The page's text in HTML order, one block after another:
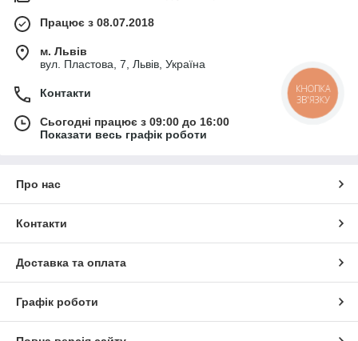
Працює з 08.07.2018
м. Львів
вул. Пластова, 7, Львів, Україна
Контакти
Сьогодні працює з 09:00 до 16:00
Показати весь графік роботи
Про нас
Контакти
Доставка та оплата
Графік роботи
КНОПКА
ЗВ'ЯЗКУ